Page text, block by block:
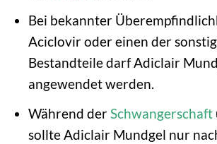
Bei bekannter
Aciclovir oder einen der
Bestandteile darf Adiclair
angewendet werden.
Während derSchwangerschaft
sollte Adiclair Mundgel nur